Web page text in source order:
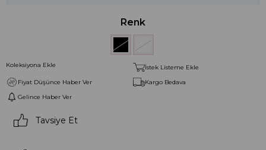
Renk
Koleksiyona Ekle
İstek Listeme Ekle
Fiyat Düşünce Haber Ver
Kargo Bedava
Gelince Haber Ver
Tavsiye Et